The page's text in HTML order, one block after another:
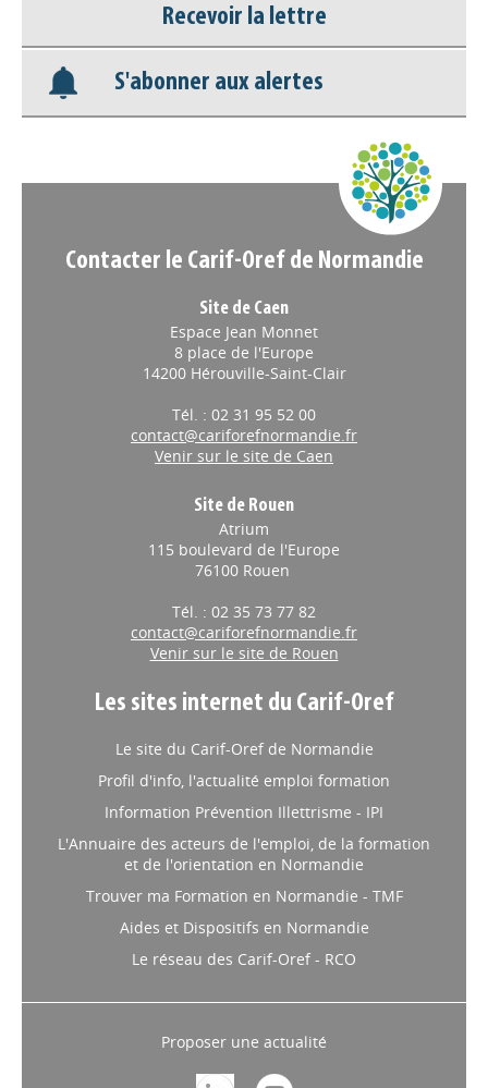
Base documentaire
Nos veilles Scoop.it
Recevoir la lettre
S'abonner aux alertes
Contacter le Carif-Oref de Normandie
Site de Caen
Espace Jean Monnet
8 place de l'Europe
14200 Hérouville-Saint-Clair
Tél. : 02 31 95 52 00
contact@cariforefnormandie.fr
Venir sur le site de Caen
Site de Rouen
Atrium
115 boulevard de l'Europe
76100 Rouen
Tél. : 02 35 73 77 82
contact@cariforefnormandie.fr
Venir sur le site de Rouen
Les sites internet du Carif-Oref
Le site du Carif-Oref de Normandie
Profil d'info, l'actualité emploi formation
Information Prévention Illettrisme - IPI
L'Annuaire des acteurs de l'emploi, de la formation
et de l'orientation en Normandie
Trouver ma Formation en Normandie - TMF
Aides et Dispositifs en Normandie
Le réseau des Carif-Oref - RCO
Proposer une actualité